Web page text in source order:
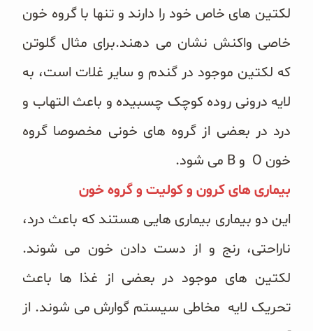
لکتین های خاص خود را دارند و تنها با گروه خون
خاصی واکنش نشان می دهند.برای مثال گلوتن
که لکتین موجود در گندم و سایر غلات است، به
لایه درونی روده کوچک چسبیده و باعث التهاب و
درد در بعضی از گروه های خونی مخصوصا گروه
خون O و B می شود.
بیماری های کرون و کولیت و گروه خون
این دو بیماری بیماری هایی هستند که باعث درد،
ناراحتی، رنج و از دست دادن خون می شوند.
لکتین های موجود در بعضی از غذا ها باعث
تحریک لایه مخاطی سیستم گوارش می شوند. از